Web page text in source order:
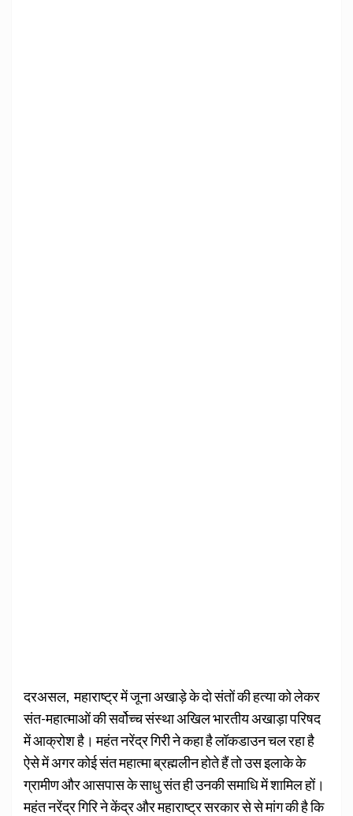
दरअसल, महाराष्ट्र में जूना अखाड़े के दो संतों की हत्या को लेकर
संत-महात्माओं की सर्वोच्च संस्था अखिल भारतीय अखाड़ा परिषद
में आक्रोश है। महंत नरेंद्र गिरी ने कहा है लॉकडाउन चल रहा है
ऐसे में अगर कोई संत महात्मा ब्रह्मलीन होते हैं तो उस इलाके के
ग्रामीण और आसपास के साधु संत ही उनकी समाधि में शामिल हों।
महंत नरेंद्र गिरि ने केंद्र और महाराष्ट्र सरकार से से मांग की है कि